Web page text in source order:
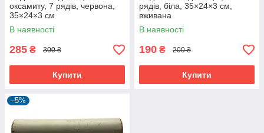
оксамиту, 7 рядів, червона,
35×24×3 см
В наявності
285 ₴ 300 ₴
Купити
рядів, біла, 35×24×3 см,
вживана
В наявності
190 ₴ 200 ₴
Купити
–5%